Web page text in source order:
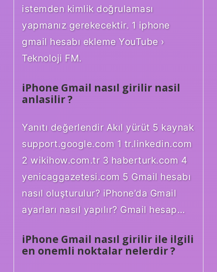
istemden kimlik doğrulaması
yapmanız gerekecektir. 1 iphone
gmail hesabı ekleme YouTube ›
Teknoloji FM.
iPhone Gmail nasıl girilir nasil
anlasilir ?
Yanıtı değerlendir Akıl yürüt 5 kaynak
support.google.com 1 tr.linkedin.com
2 wikihow.com.tr 3 haberturk.com 4
yenicaggazetesi.com 5 Gmail hesabı
nasıl oluşturulur? iPhone’da Gmail
ayarları nasıl yapılır? Gmail hesap…
iPhone Gmail nasıl girilir ile ilgili
en onemli noktalar nelerdir ?